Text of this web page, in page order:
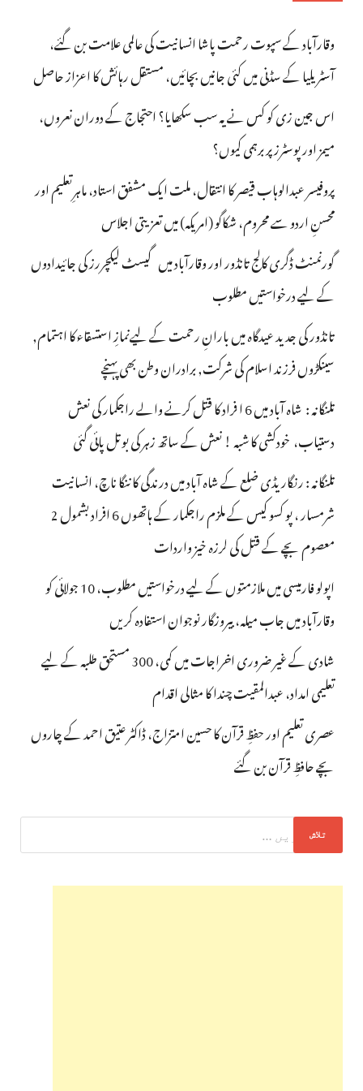
وقارآباد کے سپوت رحمت پاشا انسانیت کی عالمی علامت بن گئے،
آسٹریلیا کے سڈنی میں کئی جانیں بچائیں، مستقل رہائش کا اعزاز حاصل
اس جین زی کو کس نے یہ سب سکھایا؟ احتجاج کے دوران نعروں،
میمز اور پوسٹرز پر برہمی کیوں؟
پروفیسر عبدالوہاب قیصر کا انتقال، ملت ایک مشفق استاد، ماہرِتعلیم اور
محسنِ اردو سے محروم، شکاگو (امریکہ) میں تعزیتی اجلاس
گورنمنٹ ڈگری کالج تانڈور اور وقارآباد میں گیسٹ لیکچررز کی جائیدادوں
کے لیے درخواستیں مطلوب
تانڈور کی جدید عیدگاہ میں بارانِ رحمت کے لیےنمازِ استسقاء کا اہتمام,
سینکڑوں فرزند اسلام کی شرکت, برادران وطن بھی پہنچے
تلنگانہ : شاہ آباد میں 6 ا فراد کا قتل کرنے والے راجکمار کی نعش
دستیاب، خودکشی کا شبہ ! نعش کے ساتھ زہر کی بوتل پائی گئی
تلنگانہ : رنگاریڈی ضلع کے شاہ آباد میں درندگی کا ننگا ناچ، انسانیت
شرمسار ، پو کسو کیس کے ملزم راجکمار کے ہاتھوں 6 افراد بشمول 2
معصوم بچے کے قتل کی لرزہ خیز واردات
اپولو فارمیسی میں ملازمتوں کے لیے درخواستیں مطلوب، 10 جولائی کو
وقارآباد میں جاب میلہ، بیروزگار نوجوان استفادہ کریں
شادی کے غیر ضروری اخراجات میں کمی، 300 مستحق طلبہ کے لیے
تعلیمی امداد، عبدالمقیت چندا کا مثالی اقدام
عصری تعلیم اور حفظِ قرآن کا حسین امتزاج، ڈاکٹر عتیق احمد کے چاروں
بچے حافظِ قرآن بن گئے